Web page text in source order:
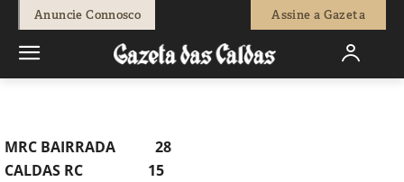
Anuncie Connosco Assine a Gazeta
Redação - 28 de Outubro, 2016 0
MRC BAIRRADA 28
CALDAS RC 15